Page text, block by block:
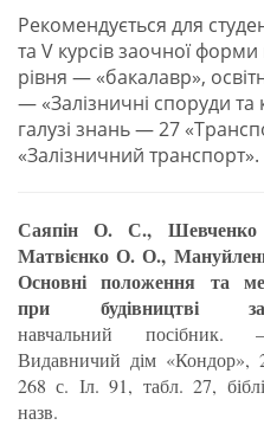
Рекомендується для
та V курсів заочної
рівня — «бакалавр»,
— «Залізничні споруди та
галузі знань — 27
«Залізничний транспорт».
Саяпін О. С.,
Матвієнко О. О.,
Основні положення та
при будівництві
навчальний
Видавничий дім
268 с. Іл. 91, табл. 27,
назв.